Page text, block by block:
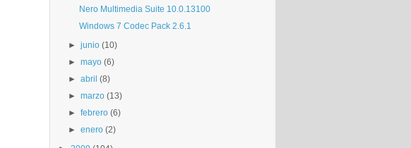
Nero Multimedia Suite 10.0.13100
Windows 7 Codec Pack 2.6.1
►junio (10)
►mayo (6)
►abril (8)
►marzo (13)
►febrero (6)
►enero (2)